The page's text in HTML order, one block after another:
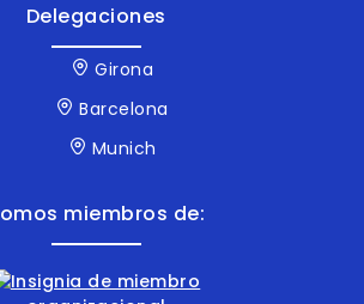
Delegaciones
Girona
Barcelona
Munich
miembros de: